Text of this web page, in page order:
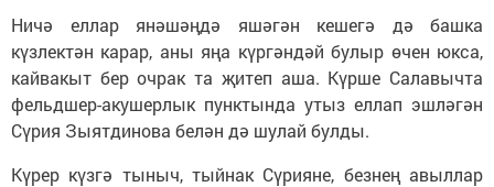
Ничә еллар янәшәңдә яшәгән кешегә дә башка
күзлектән карар, аны яңа күргәндәй булыр өчен юкса,
кайвакыт бер очрак та җитеп аша. Күрше Салавычта
фельдшер-акушерлык пунктында утыз еллап эшләгән
Сүрия Зыятдинова белән дә шулай булды.
Күрер күзгә тыныч, тыйнак Сүрияне, безнең авыллар